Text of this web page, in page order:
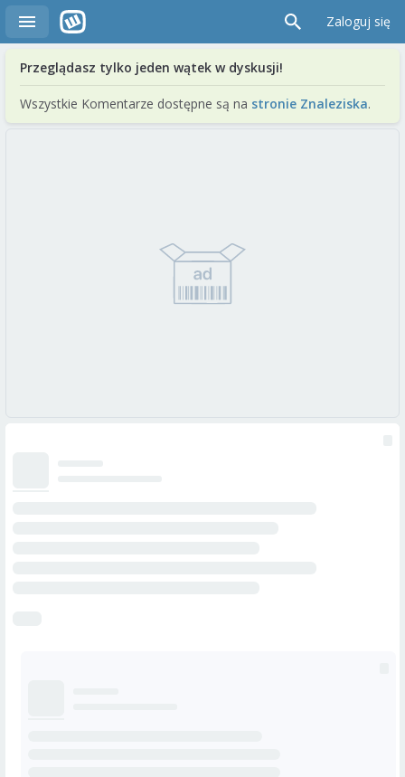
Zaloguj się
Przeglądasz tylko jeden wątek w dyskusji!
Wszystkie Komentarze dostępne są na stronie Znaleziska.